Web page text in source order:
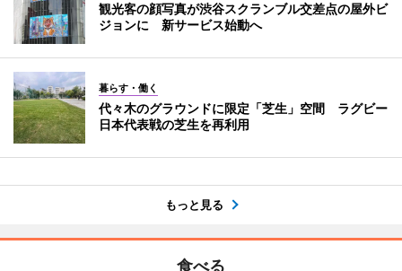
観光客の顔写真が渋谷スクランブル交差点の屋外ビ
ジョンに 新サービス始動へ
暮らす・働く
代々木のグラウンドに限定「芝生」空間 ラグビー
日本代表戦の芝生を再利用
もっと見る
食べる